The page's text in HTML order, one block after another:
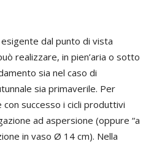
dal punto di vista
realizzare, in pien’aria o sotto
sia nel caso di
sia primaverile. Per
successo i cicli produttivi
ad aspersione (oppure “a
in vaso Ø 14 cm). Nella